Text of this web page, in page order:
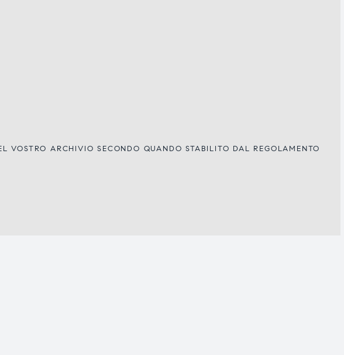
VOSTRO ARCHIVIO SECONDO QUANDO STABILITO DAL REGOLAMENTO